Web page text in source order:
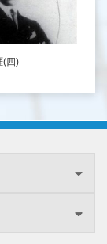
(四)